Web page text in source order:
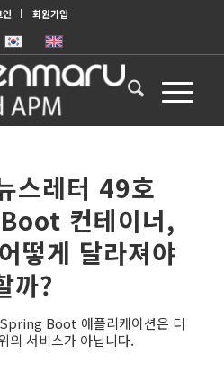
인 회원가입
스레터 49호
컨테이너,
떻게 달라져야
까?
Boot 애플리케이션은 더
의 서비스가 아닙니다.